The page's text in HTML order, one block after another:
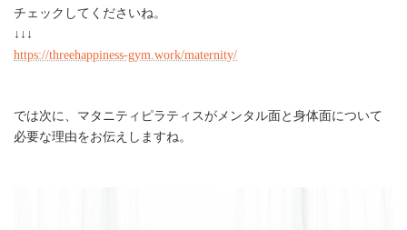
チェックしてくださいね。
↓↓↓
https://threehappiness-gym.work/maternity/
では次に、マタニティピラティスがメンタル面と身体面について
必要な理由をお伝えしますね。